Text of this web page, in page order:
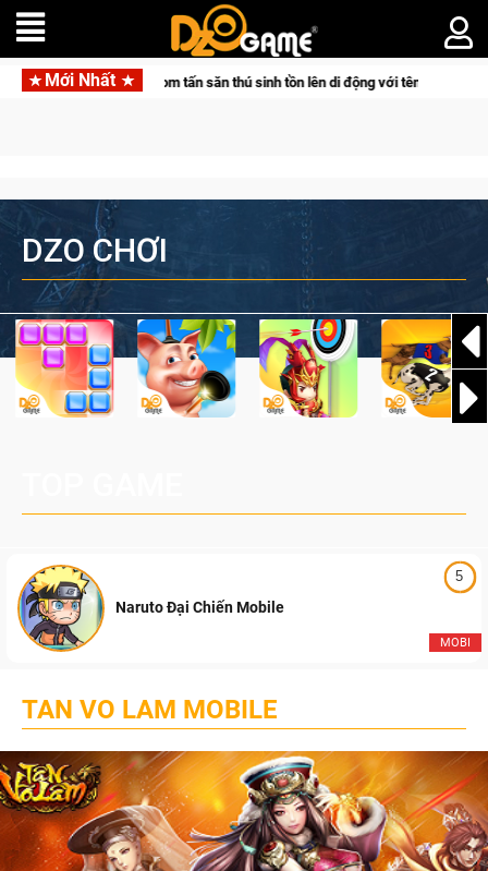
Mới Nhất
thú sinh tồn lên di động với tên gọi Palworld Online
DZO CHƠI
5
MOBI
Naruto Đại Chiến Mobile
TAN VO LAM MOBILE